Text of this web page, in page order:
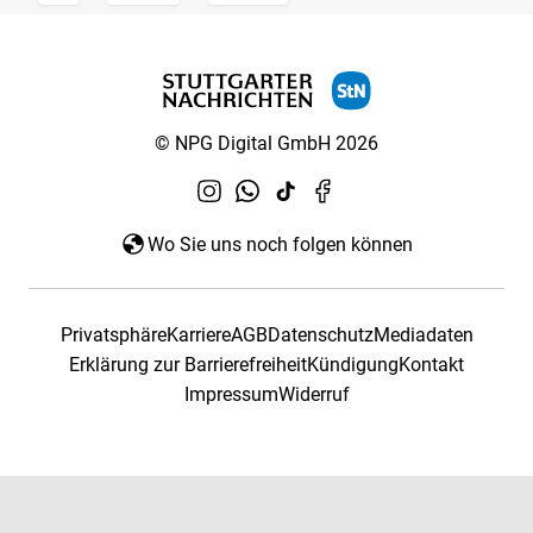
© NPG Digital GmbH 2026
Wo Sie uns noch folgen können
PrivatsphäreKarriereAGBDatenschutzMediadaten
Erklärung zur BarrierefreiheitKündigungKontakt
ImpressumWiderruf